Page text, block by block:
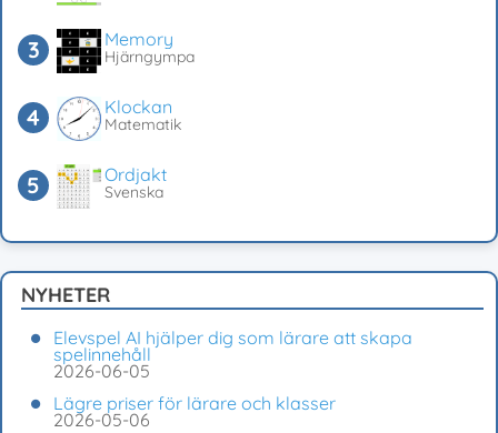
Memory
Hjärngympa
Klockan
Matematik
Ordjakt
Svenska
NYHETER
Elevspel AI hjälper dig som lärare att skapa
spelinnehåll
2026-06-05
Lägre priser för lärare och klasser
2026-05-06